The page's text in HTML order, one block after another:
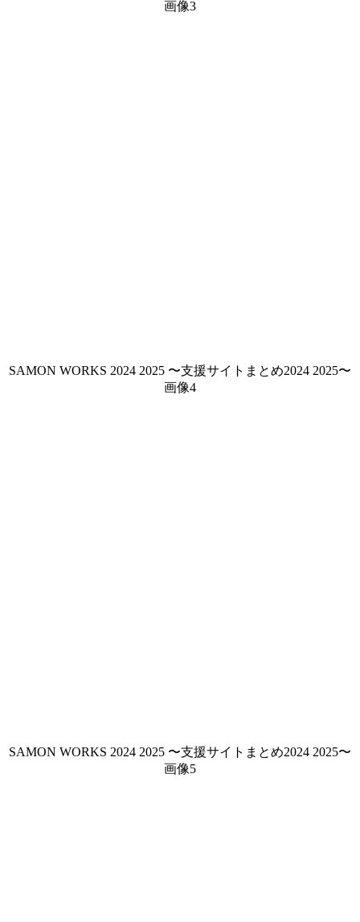
画像3
SAMON WORKS 2024 2025 〜支援サイトまとめ2024 2025〜
画像4
SAMON WORKS 2024 2025 〜支援サイトまとめ2024 2025〜
画像5